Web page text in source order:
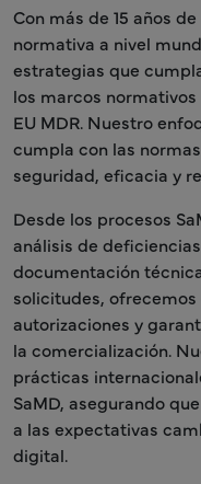
Con más de 15 años
normativa a nivel
estrategias que
los marcos normativos
EU MDR. Nuestro
cumpla con las
seguridad, eficacia y
Desde los procesos
análisis de
documentación
solicitudes,
autorizaciones y
la comercialización.
prácticas
SaMD, asegurando
a las expectativas
digital.